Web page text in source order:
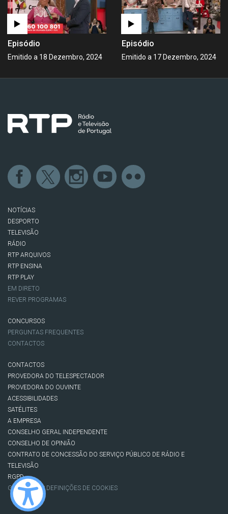
Episódio
Emitido a 18 Dezembro, 2024
Episódio
Emitido a 17 Dezembro, 2024
NOTÍCIAS
DESPORTO
TELEVISÃO
RÁDIO
RTP ARQUIVOS
RTP ENSINA
RTP PLAY
EM DIRETO
REVER PROGRAMAS
CONCURSOS
PERGUNTAS FREQUENTES
CONTACTOS
CONTACTOS
PROVEDORA DO TELESPECTADOR
PROVEDORA DO OUVINTE
ACESSIBILIDADES
SATÉLITES
A EMPRESA
CONSELHO GERAL INDEPENDENTE
CONSELHO DE OPINIÃO
CONTRATO DE CONCESSÃO DO SERVIÇO PÚBLICO DE RÁDIO E
TELEVISÃO
RGPD
GESTÃO DAS DEFINIÇÕES DE COOKIES